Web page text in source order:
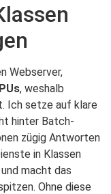
Webserver,
, weshalb
Ich setze auf klare
hinter Batch-
zügig Antworten
in Klassen
macht das
Ohne diese